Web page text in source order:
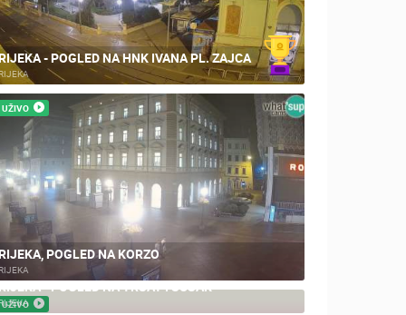
ZOO DOGAĐANJA I ZANIMLJIVOSTI
- POGLED NA HNK IVANA PL. ZAJCA
UŽIVO
RIJEKA, POGLED NA KORZO
RIJEKA
UŽIVO
- POGLED NA TRSAT I SUŠAK
RIJEKA